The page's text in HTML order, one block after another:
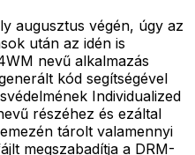
augusztus végén, úgy az
után az idén is
nevű alkalmazás
kód segítségével
Individualized
részéhez és ezáltal
tárolt valamennyi
megszabadítja a DRM-